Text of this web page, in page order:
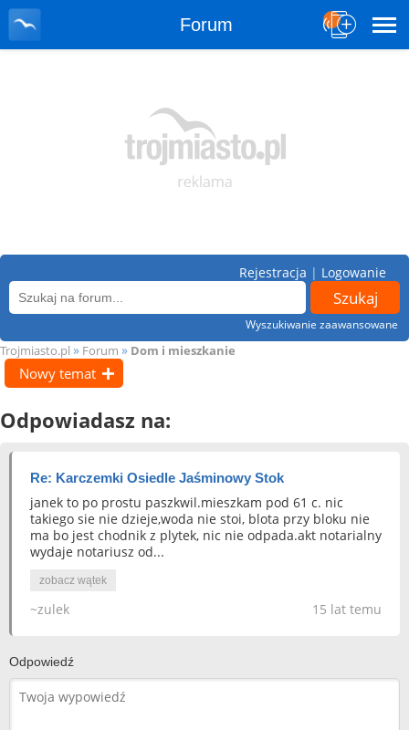
Forum
Wyszukiwanie zaawansowane
Rejestracja | Logowanie
Trojmiasto.pl » Forum » Dom i mieszkanie
Nowy temat
Odpowiadasz na:
Re: Karczemki Osiedle Jaśminowy Stok
janek to po prostu paszkwil.mieszkam pod 61 c. nic
takiego sie nie dzieje,woda nie stoi, blota przy bloku nie
ma bo jest chodnik z plytek, nic nie odpada.akt notarialny
wydaje notariusz od...
zobacz wątek
15 lat temu
~zulek
Odpowiedź